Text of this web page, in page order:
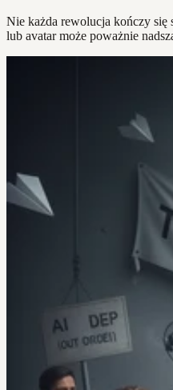
Nie każda rewolucja kończy się
lub avatar może poważnie